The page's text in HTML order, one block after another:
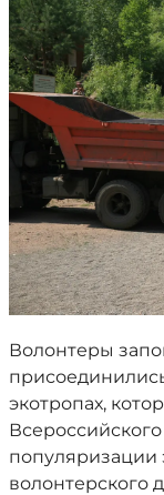
Волонтеры
экотропах,
популяризации
волонтерского